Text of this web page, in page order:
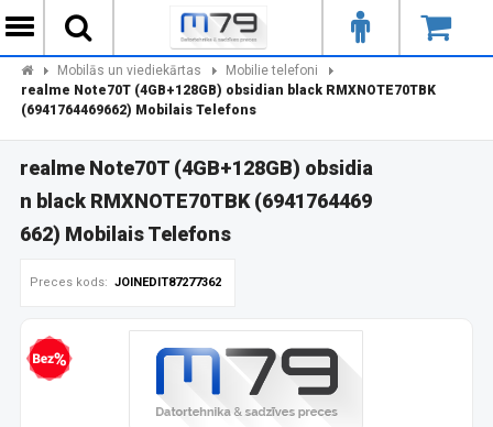
Mobilās un viediekārtas
Mobilie telefoni
realme Note70T (4GB+128GB) obsidian black RMXNOTE70TBK
(6941764469662) Mobilais Telefons
realme Note70T (4GB+128GB) obsidia
n black RMXNOTE70TBK (6941764469
662) Mobilais Telefons
Preces kods: JOINEDIT87277362
kredīts